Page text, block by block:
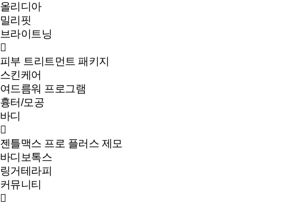
올리디아
밀리핏
브라이트닝
피부 트리트먼트 패키지
스킨케어
여드름워 프로그램
흉터/모공
바디
젠틀맥스 프로 플러스 제모
바디보톡스
링거테라피
커뮤니티